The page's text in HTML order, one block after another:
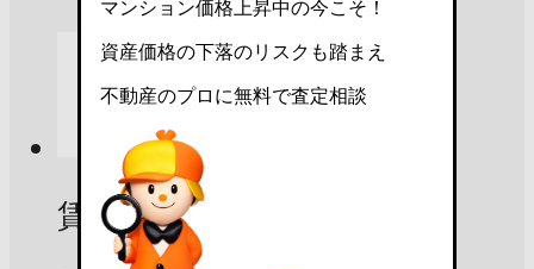
賃貸募集中
マンション価格上昇中の今こそ！
資産価格の下落のリスクも踏まえ
不動産のプロに無料で査定相談